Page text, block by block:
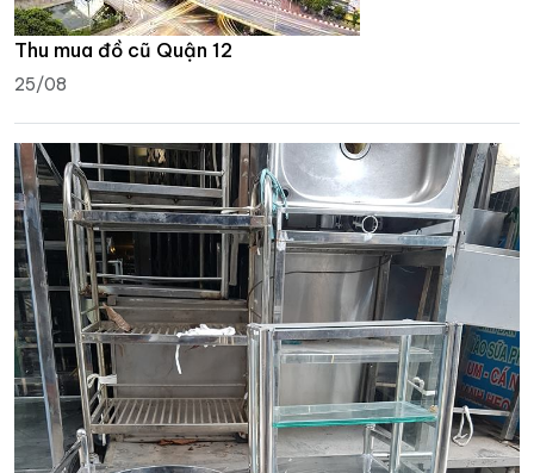
Thu mua đồ cũ Quận 12
25/08